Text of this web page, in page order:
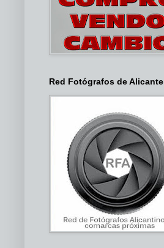
Red Fotógrafos de Alicante